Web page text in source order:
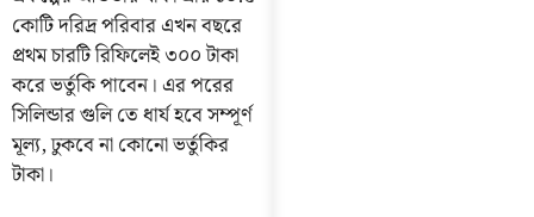
কোটি দরিদ্র পরিবার এখন বছরে
প্রথম চারটি রিফিলেই ৩০০ টাকা
করে ভর্তুকি পাবেন। এর পরের
সিলিন্ডার গুলি তে ধার্য হবে সম্পূর্ণ
মূল্য, ঢুকবে না কোনো ভর্তুকির
টাকা।